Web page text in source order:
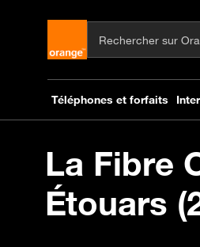
La Fibre
Étouars